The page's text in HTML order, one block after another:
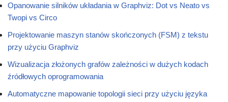
Opanowanie silników układania w Graphviz: Dot vs Neato vs
Twopi vs Circo
Projektowanie maszyn stanów skończonych (FSM) z tekstu
przy użyciu Graphviz
Wizualizacja złożonych grafów zależności w dużych kodach
źródłowych oprogramowania
Automatyczne mapowanie topologii sieci przy użyciu języka